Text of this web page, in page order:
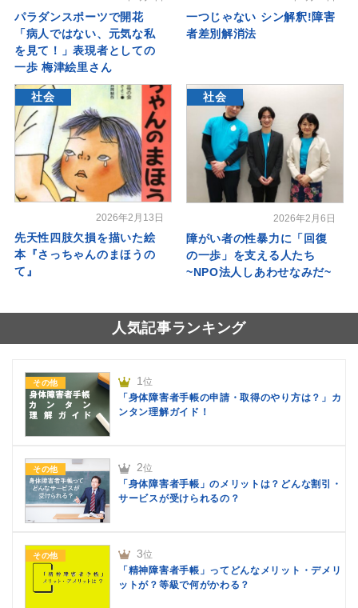
パラダンスポーツで開花
「病人ではない、元気な私
を見て！」表現者としての
一歩 梅津絵里さん
一つじゃない シン解釈!障害
者差別解消法
社会
2026年2月13日
先天性四肢欠損を描いた絵
本『さっちゃんのまほうの
て』
社会
2026年2月6日
障がい者の性暴力に「回復
の一歩」を支える人たち
~NPO法人しあわせなみだ~
人気記事ランキング
その他 1位
「身体障害者手帳の申請・取得のやり方は？」カ
ンタン理解ガイド！
その他 2位
「身体障害者手帳」のメリットは？どんな割引・
サービスが受けられるの？
その他 3位
「精神障害者手帳」ってどんなメリット・デメリ
ットが？等級で何がかわる？